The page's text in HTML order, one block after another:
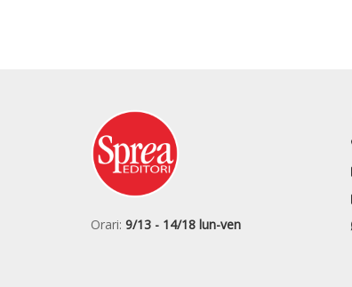
Orari: 9/13 - 14/18 lun-ven